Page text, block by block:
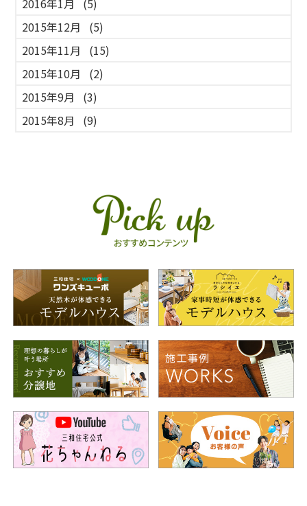
2015年12月
(5)
2015年11月
(15)
2015年10月
(2)
2015年9月
(3)
2015年8月
(9)